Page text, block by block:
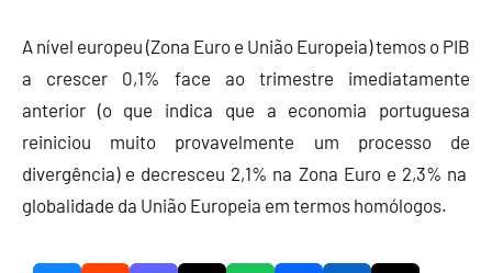
A nível europeu (Zona Euro e União Europeia) temos o PIB
a crescer 0,1% face ao trimestre imediatamente
anterior (o que indica que a economia portuguesa
reiniciou muito provavelmente um processo de
divergência) e decresceu 2,1% na Zona Euro e 2,3% na
globalidade da União Europeia em termos homólogos.